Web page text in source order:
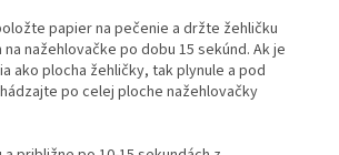
papier na pečenie a držte žehličku
nažehlovačke po dobu 15 sekúnd. Ak je
ako plocha žehličky, tak plynule a pod
po celej ploche nažehlovačky